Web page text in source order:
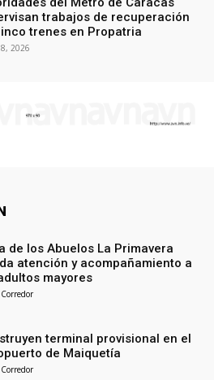
trabajos de recuperación
trenes en Propatria
8, 2026
de los Abuelos La Primavera
atención y acompañamiento a
mayores
terminal provisional en el
de Maiquetía